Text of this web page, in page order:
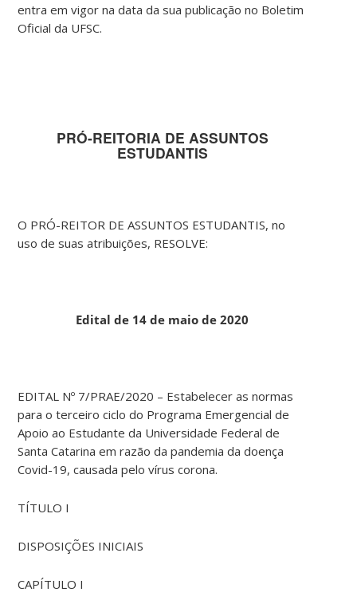
entra em vigor na data da sua publicação no Boletim
Oficial da UFSC.
PRÓ-REITORIA DE ASSUNTOS
ESTUDANTIS
O PRÓ-REITOR DE ASSUNTOS ESTUDANTIS, no
uso de suas atribuições, RESOLVE:
Edital de 14 de maio de 2020
EDITAL Nº 7/PRAE/2020 – Estabelecer as normas
para o terceiro ciclo do Programa Emergencial de
Apoio ao Estudante da Universidade Federal de
Santa Catarina em razão da pandemia da doença
Covid-19, causada pelo vírus corona.
TÍTULO I
DISPOSIÇÕES INICIAIS
CAPÍTULO I